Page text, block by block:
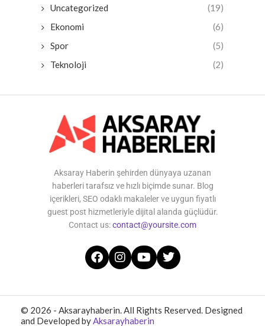
Uncategorized
(19)
Ekonomi
(6)
Spor
(5)
Teknoloji
(2)
Aksaray Haberin şehirden dünyaya uzanan
haberleri tarafsız ve hızlı biçimde sunar. Blog
içerikleri, SEO odaklı makaleler ve uygun fiyatlı
guest post hizmetleriyle dijital alanda güçlüdür.
Contact us:contact@yoursite.com
© 2026 - Aksarayhaberin. All Rights Reserved. Designed
and Developed byAksarayhaberin